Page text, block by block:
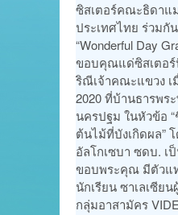
ซิสเตอร์คณะธิดาแ
ประเทศไทย ร่วมกั
“Wonderful Day
ขอบคุณแด่ซิสเตอร์
ริณีเจ้าคณะแขวง
2020 ที่บ้านธารพร
นครปฐม ในหัวข้อ
ต้นไม้ที่บังเกิดผล”
อัลโกเซบา ซดบ. เ
ขอบพระคุณ มีตัวแ
นักเรียน ซาเลเซีย
กลุ่มอาสามัคร